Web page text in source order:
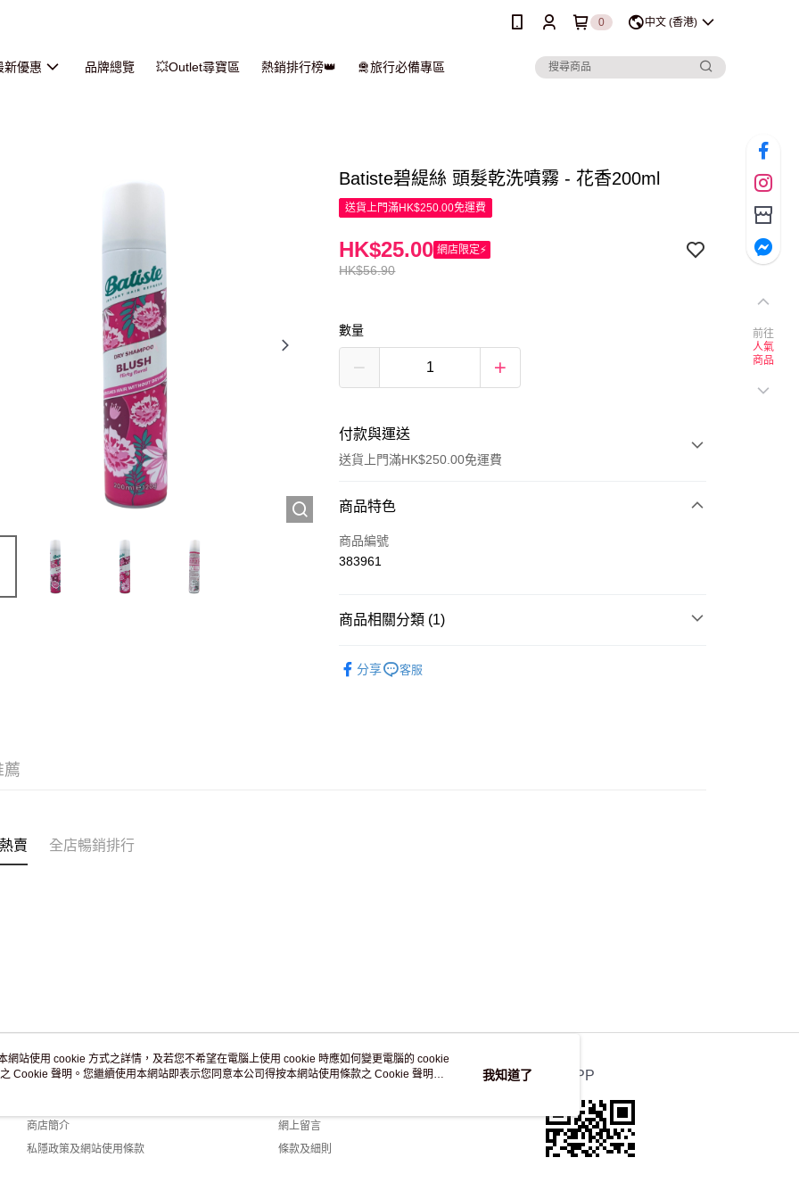
0 中文 (香港)
新優惠 品牌總覽 💥Outlet尋寶區 熱銷排行榜👑 🛅旅行必備專區
Batiste碧緹絲 頭髮乾洗噴霧 - 花香200ml
送貨上門滿HK$250.00免運費
HK$56.90
HK$25.00 網店限定⚡
數量
付款與運送
送貨上門滿HK$250.00免運費
付款方式
信用卡
商品特色
商品編號
383961
商品相關分類 (1)
分享
客服
薦
賣 全店暢銷排行
關於我們
商店簡介
私隱政策及網站使用條款
客戶服務
網上留言
條款及細則
官方APP
前往
人氣
商品
網站使用 cookie 方式之詳情，及若您不希望在電腦上使用 cookie 時應如何變更電腦的 cookie
Cookie 聲明。您繼續使用本網站即表示您同意本公司得按本網站使用條款之 Cookie 聲明使
我知道了